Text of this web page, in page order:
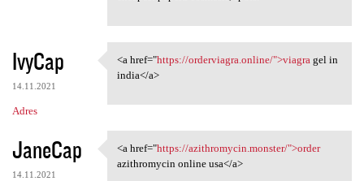
IvyCap
14.11.2021
Adres
<a href="https://orderviagra
<a href="https://orderviagra.online/">viagra gel in
india</a>
JaneCap
14.11.2021
<a href="https://azithromycin
<a href="https://azithromycin.monster/">order
azithromycin online usa</a>